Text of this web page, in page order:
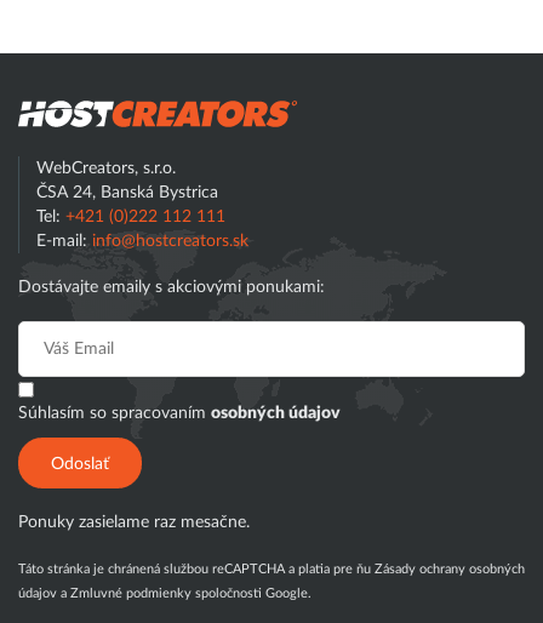
WebCreators, s.r.o.
ČSA 24, Banská Bystrica
Tel: +421 (0)222 112 111
E-mail: info@hostcreators.sk
Dostávajte emaily s akciovými ponukami:
Súhlasím so spracovaním osobných údajov
Odoslať
Ponuky zasielame raz mesačne.
Táto stránka je chránená službou reCAPTCHA a platia pre ňu Zásady ochrany osobných
údajov a Zmluvné podmienky spoločnosti Google.